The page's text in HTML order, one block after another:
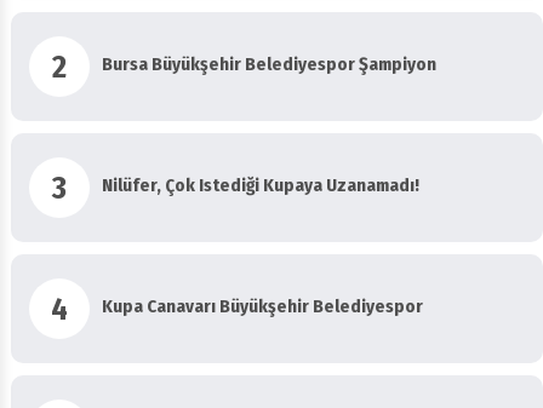
2 Bursa Büyükşehir Belediyespor Şampiyon
3 Nilüfer, Çok Istediği Kupaya Uzanamadı!
4 Kupa Canavarı Büyükşehir Belediyespor